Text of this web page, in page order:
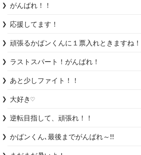
がんばれ！！
応援してます！
頑張るかばンくんに１票入れときますね！
ラストスパート！がんばれ！
あと少しファイト！！
大好き♡
逆転目指して、頑張れ！！
かばンくん､最後までがんばれ～‼️